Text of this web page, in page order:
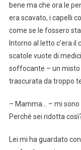
bene ma che ora le
era scavato, i capelli
come se le fossero
Intorno al letto c’era
scatole vuote di
soffocante – un
trascurata da troppo
– Mamma… – mi sono
Perché sei ridotta
Lei mi ha guardato